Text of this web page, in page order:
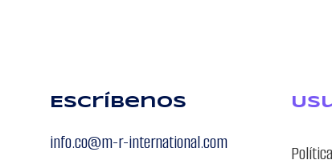
Escríbenos
info.co@m-r-international.com